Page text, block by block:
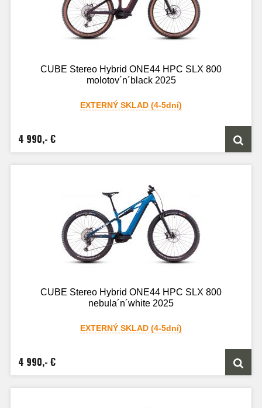
CUBE Stereo Hybrid ONE44 HPC SLX 800
molotov´n´black 2025
EXTERNÝ SKLAD (4-5dní)
4 990,- €
CUBE Stereo Hybrid ONE44 HPC SLX 800
nebula´n´white 2025
EXTERNÝ SKLAD (4-5dní)
4 990,- €